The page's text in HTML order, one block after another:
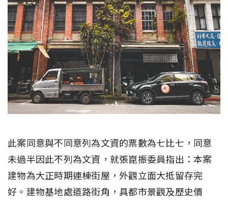
此案同意與不同意列為文資的票數為七比七，同意
未過半因此不列為文資，就張崑振委員指出：本案
建物為大正時期連棟街屋，外觀立面大抵留存完
好。建物基地處道路街角，具都市景觀及歷史價